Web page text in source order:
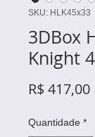
SKU: HLK45x33
3DBox
Knight
R$ 417,00
Quantidade *